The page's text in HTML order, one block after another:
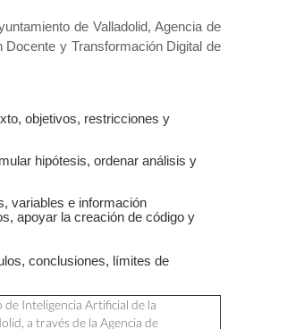
de Valladolid, Agencia de
y Transformación Digital de
objetivos, restricciones y
hipótesis, ordenar análisis y
variables e información
apoyar la creación de código y
conclusiones, límites de
Inteligencia Artificial de la
a través de la Agencia de